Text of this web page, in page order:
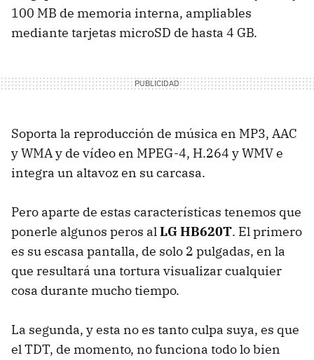
100 MB de memoria interna, ampliables
mediante tarjetas microSD de hasta 4 GB.
Soporta la reproducción de música en MP3, AAC
y WMA y de vídeo en MPEG-4, H.264 y WMV e
integra un altavoz en su carcasa.
Pero aparte de estas características tenemos que
ponerle algunos peros alLG HB620T. El primero
es su escasa pantalla, de solo 2 pulgadas, en la
que resultará una tortura visualizar cualquier
cosa durante mucho tiempo.
La segunda, y esta no es tanto culpa suya, es que
el TDT, de momento, no funciona todo lo bien